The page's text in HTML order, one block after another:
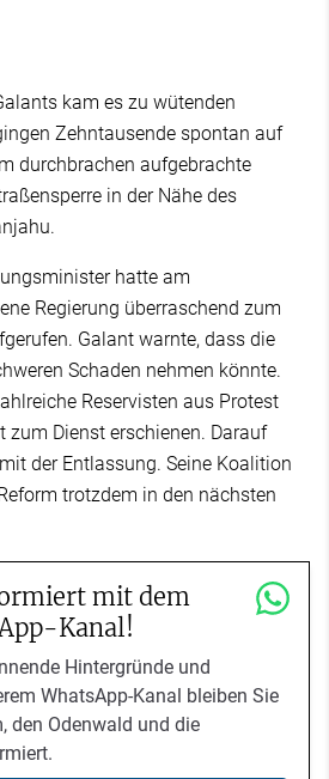
kam es zu wütenden
Zehntausende spontan auf
durchbrachen aufgebrachte
in der Nähe des
hatte am
Regierung überraschend zum
Galant warnte, dass die
Schaden nehmen könnte.
Reservisten aus Protest
zum Dienst erschienen. Darauf
der Entlassung. Seine Koalition
trotzdem in den nächsten
mit dem
Kanal!
Hintergründe und
WhatsApp-Kanal bleiben Sie
den Odenwald und die